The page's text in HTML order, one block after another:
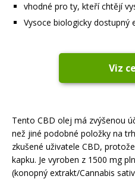
vhodné pro ty, kteří chtějí
Vysoce biologicky dostupný
Viz
Tento CBD olej má zvýšenou
než jiné podobné položky na
zkušené uživatele CBD,
kapku. Je vyroben z 1500 mg
(konopný extrakt/Cannabis